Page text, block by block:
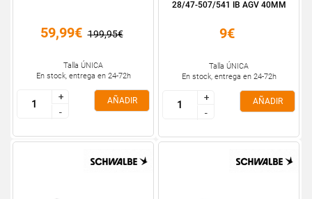
59,99€ 199,95€
Talla ÚNICA
En stock, entrega en 24-72h
+
-
+
-
AÑADIR
28/47-507/541 IB AGV 40MM
9€
Talla ÚNICA
En stock, entrega en 24-72h
+
-
+
-
AÑADIR